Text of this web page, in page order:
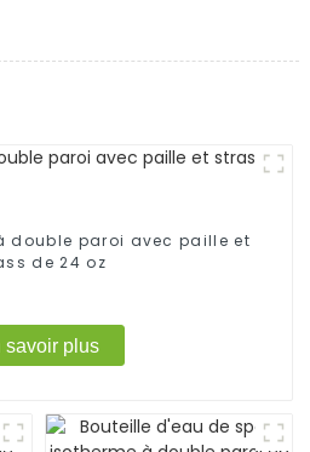
double paroi avec paille et
de 24 oz
savoir plus